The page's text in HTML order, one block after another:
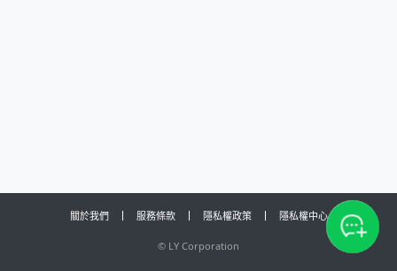
關於我們 服務條款 隱私權政策 隱私權中心
© LY Corporation